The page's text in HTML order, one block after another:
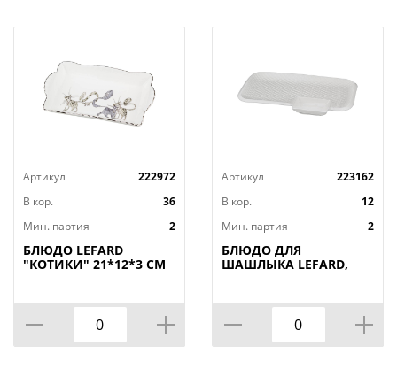
Артикул
222972
В кор.
36
Мин. партия
2
БЛЮДО LEFARD
"КОТИКИ" 21*12*3 СМ
Артикул
223162
В кор.
12
Мин. партия
2
БЛЮДО ДЛЯ
ШАШЛЫКА LEFARD,